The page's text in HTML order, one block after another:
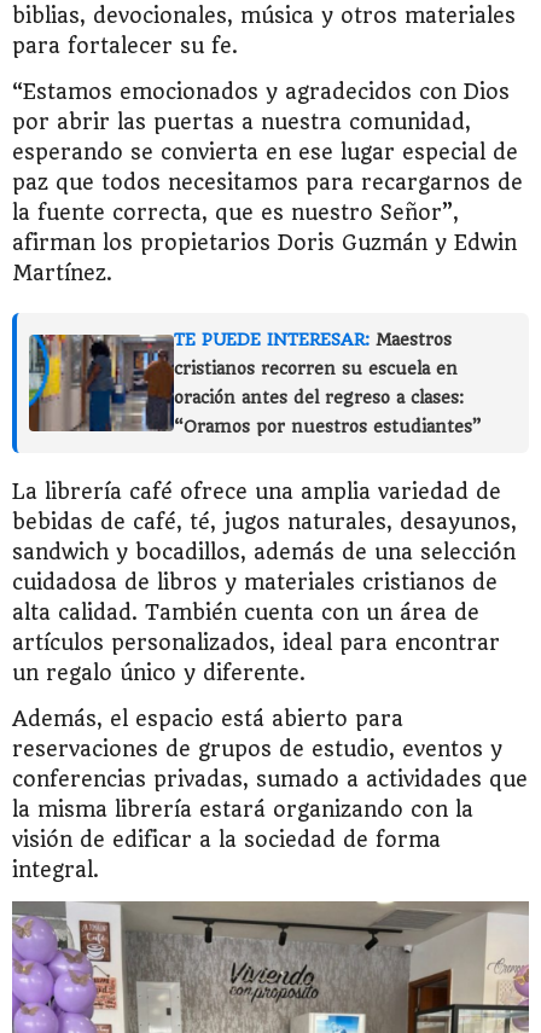
biblias, devocionales, música y otros materiales
para fortalecer su fe.
“Estamos emocionados y agradecidos con Dios
por abrir las puertas a nuestra comunidad,
esperando se convierta en ese lugar especial de
paz que todos necesitamos para recargarnos de
la fuente correcta, que es nuestro Señor”,
afirman los propietarios Doris Guzmán y Edwin
Martínez.
TE PUEDE INTERESAR: Maestros
cristianos recorren su escuela en
oración antes del regreso a clases:
“Oramos por nuestros estudiantes”
La librería café ofrece una amplia variedad de
bebidas de café, té, jugos naturales, desayunos,
sandwich y bocadillos, además de una selección
cuidadosa de libros y materiales cristianos de
alta calidad. También cuenta con un área de
artículos personalizados, ideal para encontrar
un regalo único y diferente.
Además, el espacio está abierto para
reservaciones de grupos de estudio, eventos y
conferencias privadas, sumado a actividades que
la misma librería estará organizando con la
visión de edificar a la sociedad de forma
integral.